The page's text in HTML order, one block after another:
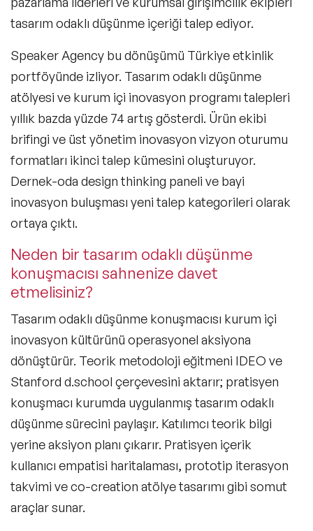
tasarım odaklı düşünme içeriği talep ediyor.
Speaker Agency bu dönüşümü Türkiye etkinlik
portföyünde izliyor. Tasarım odaklı düşünme
atölyesi ve kurum içi inovasyon programı talepleri
yıllık bazda yüzde 74 artış gösterdi. Ürün ekibi
brifingi ve üst yönetim inovasyon vizyon oturumu
formatları ikinci talep kümesini oluşturuyor.
Dernek-oda design thinking paneli ve bayi
inovasyon buluşması yeni talep kategorileri olarak
ortaya çıktı.
Neden bir tasarım odaklı düşünme
konuşmacısı sahnenize davet
etmelisiniz?
Tasarım odaklı düşünme konuşmacısı kurum içi
inovasyon kültürünü operasyonel aksiyona
dönüştürür. Teorik metodoloji eğitmeni IDEO ve
Stanford d.school çerçevesini aktarır; pratisyen
konuşmacı kurumda uygulanmış tasarım odaklı
düşünme sürecini paylaşır. Katılımcı teorik bilgi
yerine aksiyon planı çıkarır. Pratisyen içerik
kullanıcı empatisi haritalaması, prototip iterasyon
takvimi ve co-creation atölye tasarımı gibi somut
araçlar sunar.